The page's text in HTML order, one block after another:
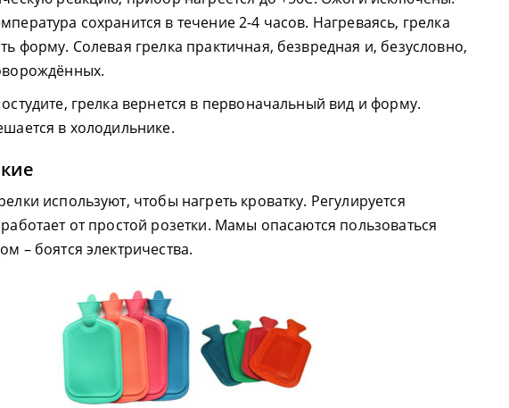
сохранится в течение 2-4 часов. Нагреваясь, грелка
форму. Солевая грелка практичная, безвредная и, безусловно,
грелка вернется в первоначальный вид и форму.
в холодильнике.
используют, чтобы нагреть кроватку. Регулируется
от простой розетки. Мамы опасаются пользоваться
– боятся электричества.